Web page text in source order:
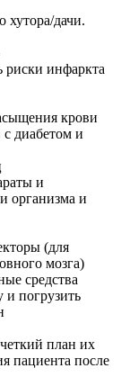
хутора/дачи.
риски инфаркта
крови
диабетом и
и
организма и
(для
мозга)
средства
и погрузить
план их
пациента после